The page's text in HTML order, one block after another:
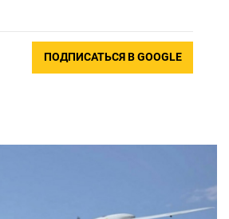
ПОДПИСАТЬСЯ В GOOGLE